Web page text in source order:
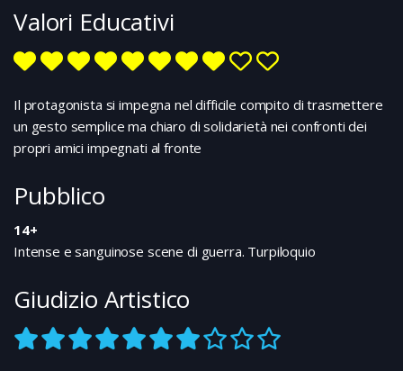
Valori Educativi
Il protagonista si impegna nel difficile compito di trasmettere
un gesto semplice ma chiaro di solidarietà nei confronti dei
propri amici impegnati al fronte
Pubblico
14+
Intense e sanguinose scene di guerra. Turpiloquio
Giudizio Artistico